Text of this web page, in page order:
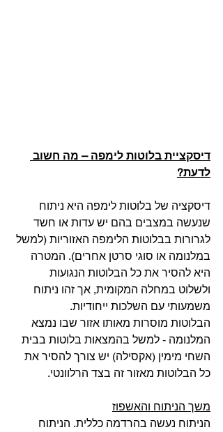
דיסקציית בלוטות לימפה – מה חשוב
לדעת?
דיסקציה של בלוטות לימפה היא ניתוח
שנעשה במצבים בהם יש עדות או חשד
לגרורות בבלוטות הלימפה האזוריות (למשל
במלנומה או סוגי סרטן אחרים). המטרה
היא להסיר את כל הבלוטות הנגועות
ולשלוט במחלה המקומית, אך זהו ניתוח
משמעותי עם השלכות ייחודיות.
הבלוטות מוסרות מאותו אזור שבו נמצא
המלנומה - למשל בהמצאות בלוטות בבית
השחי מימין (אקסילה) יש צורך להסיר את
כל הבלוטות מאזור זה בצד הרלוונטי.
משך הניתוח והאשפוז
הניתוח נעשה בהרדמה כללית. הניתוח